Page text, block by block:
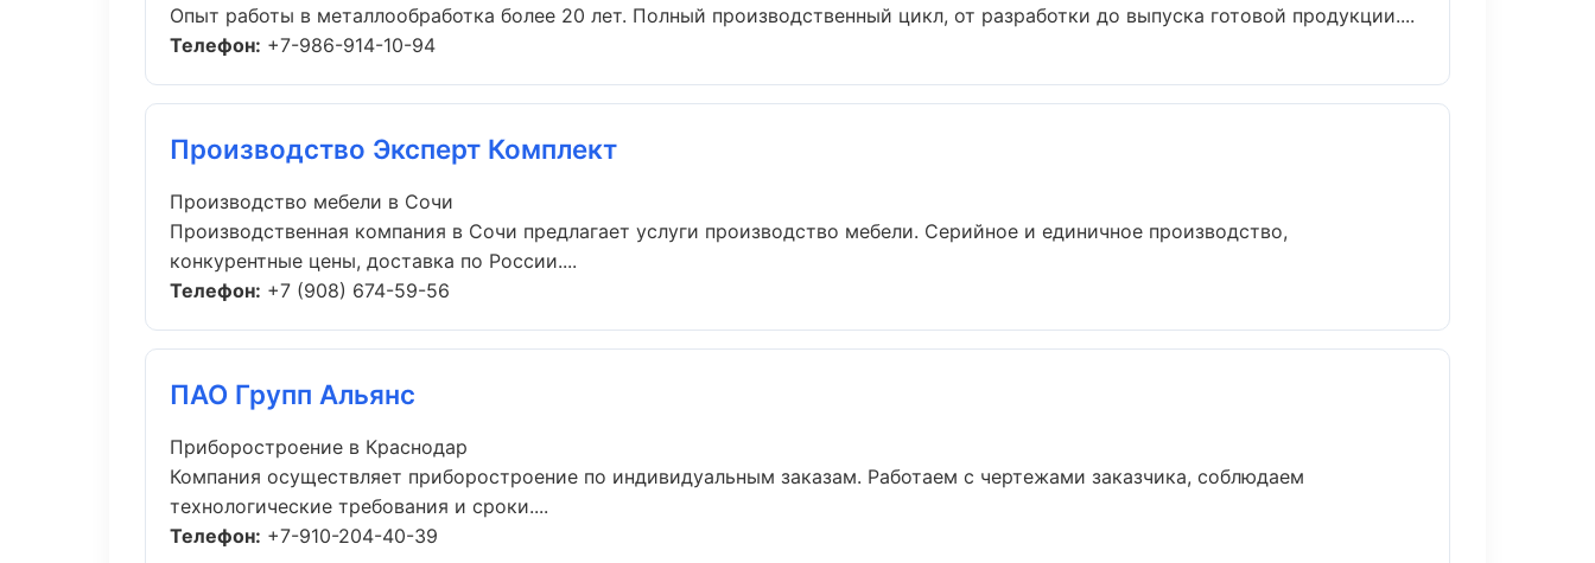
Опыт работы в металлообработка более 20 лет. Полный производственный цикл, от разработки до выпуска готовой продукции....
Телефон: +7-986-914-10-94
Производство Эксперт Комплект
Производство мебели в Сочи
Производственная компания в Сочи предлагает услуги производство мебели. Серийное и единичное производство,
конкурентные цены, доставка по России....
Телефон: +7 (908) 674-59-56
ПАО Групп Альянс
Приборостроение в Краснодар
Компания осуществляет приборостроение по индивидуальным заказам. Работаем с чертежами заказчика, соблюдаем
технологические требования и сроки....
Телефон: +7-910-204-40-39